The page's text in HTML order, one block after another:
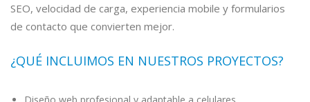
SEO, velocidad de carga, experiencia mobile y formularios
de contacto que convierten mejor.
¿QUÉ INCLUIMOS EN NUESTROS PROYECTOS?
Diseño web profesional y adaptable a celulares